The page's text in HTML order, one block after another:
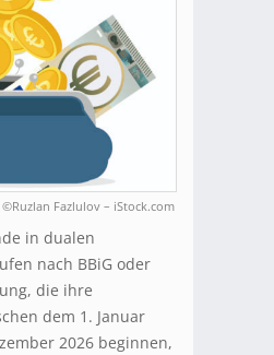
©Ruzlan Fazlulov – iStock.com
in dualen
nach BBiG oder
die ihre
dem 1. Januar
2026 beginnen,